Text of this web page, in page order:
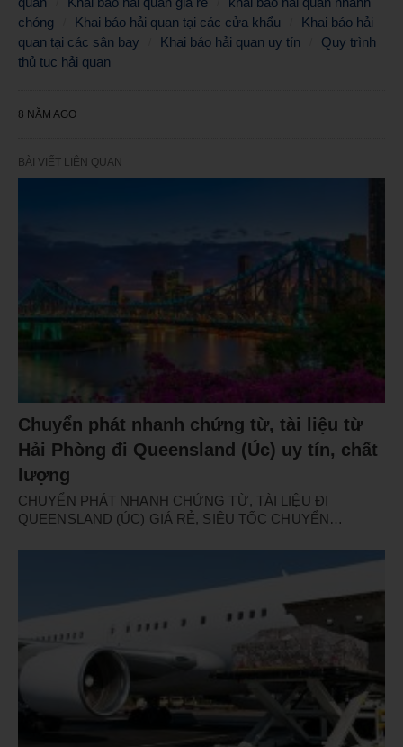
chóng
Khai báo hải quan tại các cửa khẩu
Khai báo hải
quan tại các sân bay
Khai báo hải quan uy tín
Quy trình
thủ tục hải quan
8 NĂM AGO
BÀI VIẾT LIÊN QUAN
Chuyển phát nhanh chứng từ, tài liệu từ
Hải Phòng đi Queensland (Úc) uy tín, chất
lượng
CHUYỂN PHÁT NHANH CHỨNG TỪ, TÀI LIỆU ĐI
QUEENSLAND (ÚC) GIÁ RẺ, SIÊU TỐC CHUYỂN…